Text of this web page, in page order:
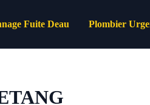
Fuite Deau Plombier